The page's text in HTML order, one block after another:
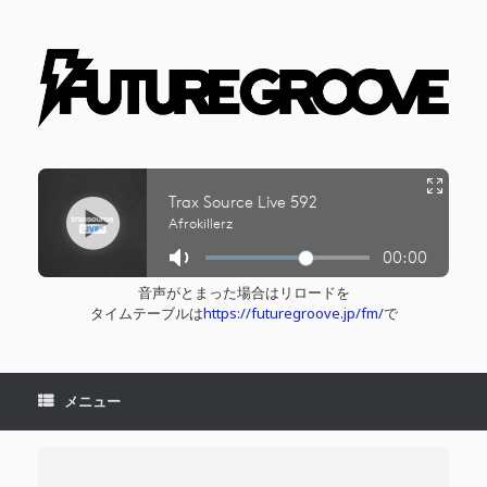
音声がとまった場合はリロードを
タイムテーブルはhttps://futuregroove.jp/fm/で
メニュー